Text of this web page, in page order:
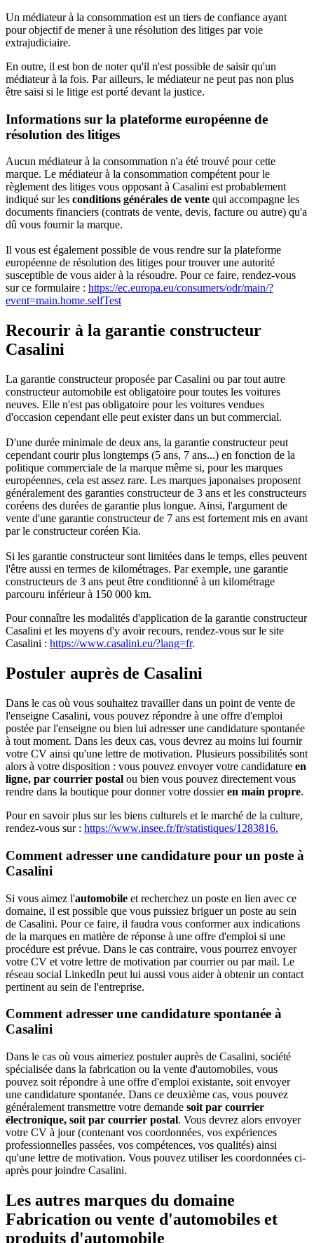
Un médiateur à la consommation est un tiers de confiance ayant
pour objectif de mener à une résolution des litiges par voie
extrajudiciaire.
En outre, il est bon de noter qu'il n'est possible de saisir qu'un
médiateur à la fois. Par ailleurs, le médiateur ne peut pas non plus
être saisi si le litige est porté devant la justice.
Informations sur la plateforme européenne de
résolution des litiges
Aucun médiateur à la consommation n'a été trouvé pour cette
marque. Le médiateur à la consommation compétent pour le
règlement des litiges vous opposant à Casalini est probablement
indiqué sur les conditions générales de vente qui accompagne les
documents financiers (contrats de vente, devis, facture ou autre) qu'a
dû vous fournir la marque.
Il vous est également possible de vous rendre sur la plateforme
européenne de résolution des litiges pour trouver une autorité
susceptible de vous aider à la résoudre. Pour ce faire, rendez-vous
sur ce formulaire : https://ec.europa.eu/consumers/odr/main/?
event=main.home.selfTest
Recourir à la garantie constructeur
Casalini
La garantie constructeur proposée par Casalini ou par tout autre
constructeur automobile est obligatoire pour toutes les voitures
neuves. Elle n'est pas obligatoire pour les voitures vendues
d'occasion cependant elle peut exister dans un but commercial.
D'une durée minimale de deux ans, la garantie constructeur peut
cependant courir plus longtemps (5 ans, 7 ans...) en fonction de la
politique commerciale de la marque même si, pour les marques
européennes, cela est assez rare. Les marques japonaises proposent
généralement des garanties constructeur de 3 ans et les constructeurs
coréens des durées de garantie plus longue. Ainsi, l'argument de
vente d'une garantie constructeur de 7 ans est fortement mis en avant
par le constructeur coréen Kia.
Si les garantie constructeur sont limitées dans le temps, elles peuvent
l'être aussi en termes de kilométrages. Par exemple, une garantie
constructeurs de 3 ans peut être conditionné à un kilométrage
parcouru inférieur à 150 000 km.
Pour connaître les modalités d'application de la garantie constructeur
Casalini et les moyens d'y avoir recours, rendez-vous sur le site
Casalini : https://www.casalini.eu/?lang=fr.
Postuler auprès de Casalini
Dans le cas où vous souhaitez travailler dans un point de vente de
l'enseigne Casalini, vous pouvez répondre à une offre d'emploi
postée par l'enseigne ou bien lui adresser une candidature spontanée
à tout moment. Dans les deux cas, vous devrez au moins lui fournir
votre CV ainsi qu'une lettre de motivation. Plusieurs possibilités sont
alors à votre disposition : vous pouvez envoyer votre candidature en
ligne, par courrier postal ou bien vous pouvez directement vous
rendre dans la boutique pour donner votre dossieren main propre.
Pour en savoir plus sur les biens culturels et le marché de la culture,
rendez-vous sur : https://www.insee.fr/fr/statistiques/1283816.
Comment adresser une candidature pour un poste à
Casalini
Si vous aimez l'automobile et recherchez un poste en lien avec ce
domaine, il est possible que vous puissiez briguer un poste au sein
de Casalini. Pour ce faire, il faudra vous conformer aux indications
de la marques en matière de réponse à une offre d'emploi si une
procédure est prévue. Dans le cas contraire, vous pourrez envoyer
votre CV et votre lettre de motivation par courrier ou par mail. Le
réseau social LinkedIn peut lui aussi vous aider à obtenir un contact
pertinent au sein de l'entreprise.
Comment adresser une candidature spontanée à
Casalini
Dans le cas où vous aimeriez postuler auprès de Casalini, société
spécialisée dans la fabrication ou la vente d'automobiles, vous
pouvez soit répondre à une offre d'emploi existante, soit envoyer
une candidature spontanée. Dans ce deuxième cas, vous pouvez
généralement transmettre votre demande soit par courrier
électronique, soit par courrier postal. Vous devrez alors envoyer
votre CV à jour (contenant vos coordonnées, vos expériences
professionnelles passées, vos compétences, vos qualités) ainsi
qu'une lettre de motivation. Vous pouvez utiliser les coordonnées ci-
après pour joindre Casalini.
Les autres marques du domaine
Fabrication ou vente d'automobiles et
produits d'automobile